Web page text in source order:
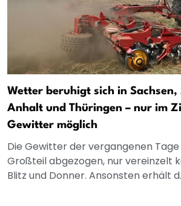
Wetter beruhigt sich in Sachsen,
Anhalt und Thüringen – nur im
Gewitter möglich
Die Gewitter der vergangenen Tage
Großteil abgezogen, nur vereinzelt
Blitz und Donner. Ansonsten erhält